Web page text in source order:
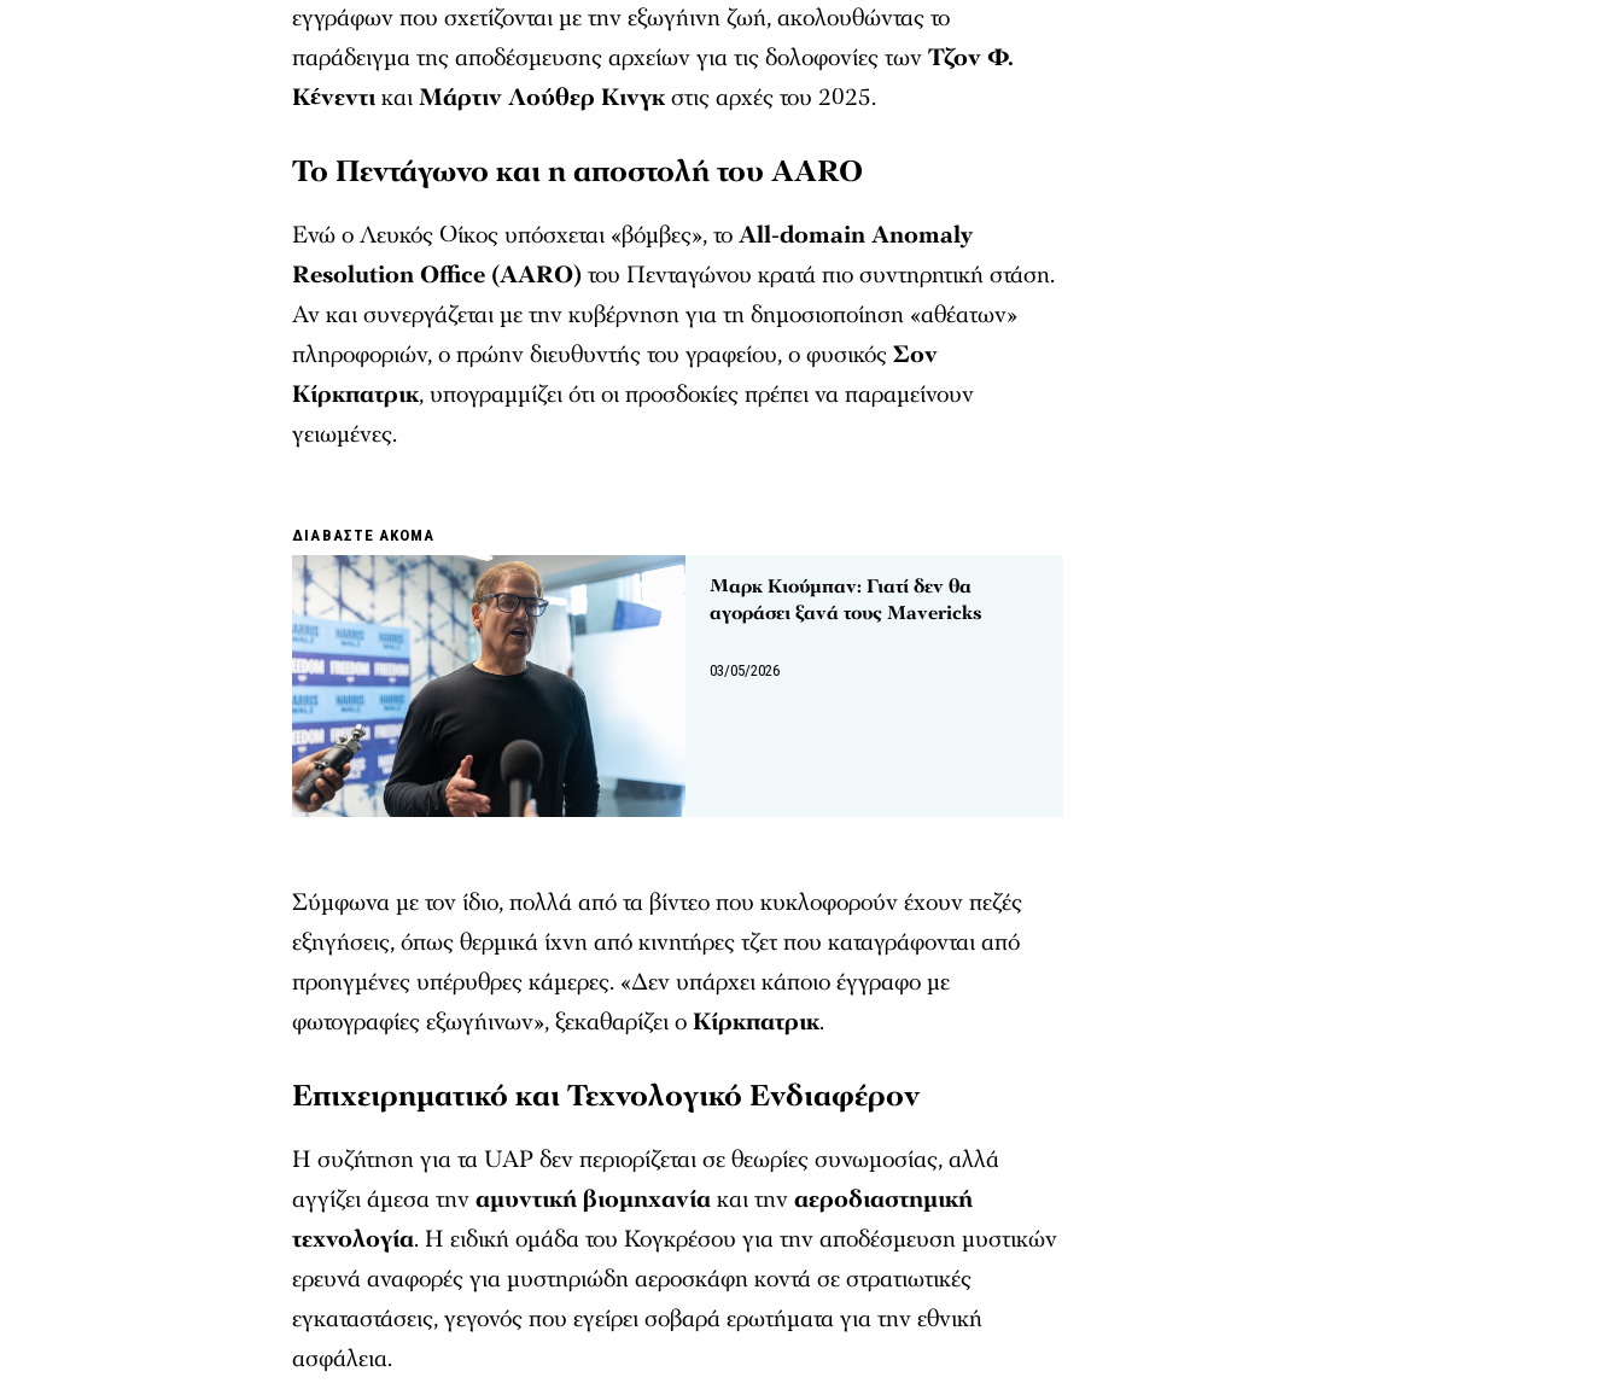
εγγράφων που σχετίζονται με την εξωγήινη ζωή, ακολουθώντας το
παράδειγμα της αποδέσμευσης αρχείων για τις δολοφονίες τωνΤζον Φ.
ΚένεντικαιΜάρτιν Λούθερ Κινγκστις αρχές του 2025.
Το Πεντάγωνο και η αποστολή του AARO
Ενώ ο Λευκός Οίκος υπόσχεται «βόμβες», τοAll-domain Anomaly
Resolution Office (AARO)του Πενταγώνου κρατά πιο συντηρητική στάση.
Αν και συνεργάζεται με την κυβέρνηση για τη δημοσιοποίηση «αθέατων»
πληροφοριών, ο πρώην διευθυντής του γραφείου, ο φυσικόςΣον
Κίρκπατρικ, υπογραμμίζει ότι οι προσδοκίες πρέπει να παραμείνουν
γειωμένες.
ΔΙΑΒΑΣΤΕ ΑΚΟΜΑ
Μαρκ Κιούμπαν: Γιατί δεν θα
αγοράσει ξανά τους Mavericks
03/05/2026
Σύμφωνα με τον ίδιο, πολλά από τα βίντεο που κυκλοφορούν έχουν πεζές
εξηγήσεις, όπως θερμικά ίχνη από κινητήρες τζετ που καταγράφονται από
προηγμένες υπέρυθρες κάμερες. «Δεν υπάρχει κάποιο έγγραφο με
φωτογραφίες εξωγήινων», ξεκαθαρίζει οΚίρκπατρικ.
Επιχειρηματικό και Τεχνολογικό Ενδιαφέρον
Η συζήτηση για τα UAP δεν περιορίζεται σε θεωρίες συνωμοσίας, αλλά
αγγίζει άμεσα τηναμυντική βιομηχανίακαι τηναεροδιαστημική
τεχνολογία. Η ειδική ομάδα του Κογκρέσου για την αποδέσμευση μυστικών
ερευνά αναφορές για μυστηριώδη αεροσκάφη κοντά σε στρατιωτικές
εγκαταστάσεις, γεγονός που εγείρει σοβαρά ερωτήματα για την εθνική
ασφάλεια.